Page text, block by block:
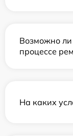
Возможно ли
процессе
На каких